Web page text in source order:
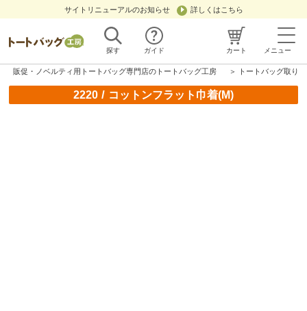
サイトリニューアルのお知らせ 詳しくはこちら
探す ガイド カート メニュー
販促・ノベルティ用トートバッグ専門店のトートバッグ工房 ＞ トートバッグ取り
2220/ コットンフラット巾着(M)